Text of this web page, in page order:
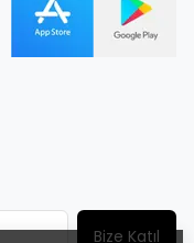
Bize Katıl